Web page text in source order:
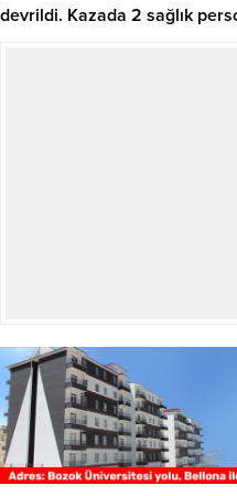
devrildi. Kazada 2 sağlık